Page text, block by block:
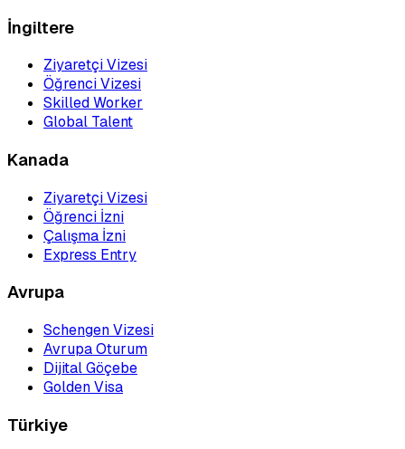
İngiltere
Ziyaretçi Vizesi
Öğrenci Vizesi
Skilled Worker
Global Talent
Kanada
Ziyaretçi Vizesi
Öğrenci İzni
Çalışma İzni
Express Entry
Avrupa
Schengen Vizesi
Avrupa Oturum
Dijital Göçebe
Golden Visa
Türkiye